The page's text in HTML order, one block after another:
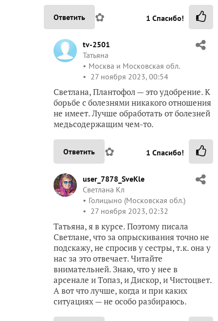
Ответить ✿ 1 Спасибо!
tv-2501
Татьяна
Москва и Московская обл.
27 ноября 2023, 00:54
Светлана, Плантофол — это удобрение. К
борьбе с болезнями никакого отношения
не имеет. Лучше обработать от болезней
медьсодержащим чем-то.
Ответить ✿ 1 Спасибо!
user_7878_SveKle
Светлана Кл
Голицыно (Московская обл.)
27 ноября 2023, 02:32
Татьяна, я в курсе. Поэтому писала
Светлане, что за опрыскивания точно не
подскажу, не спросив у сестры, т.к. она у
нас за это отвечает. Читайте
внимательней. Знаю, что у нее в
арсенале и Топаз, и Дискор, и Чистоцвет.
А вот что лучше, когда и при каких
ситуациях — не особо разбираюсь.